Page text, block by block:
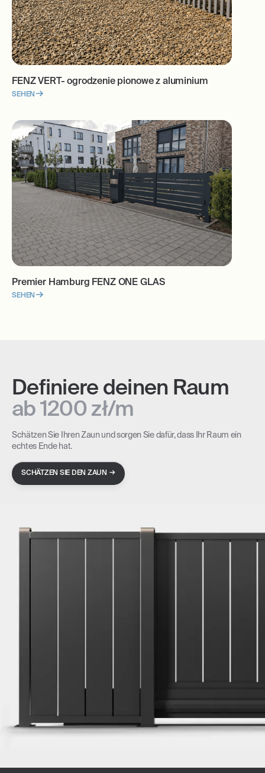
FENZ VERT- ogrodzenie pionowe z aluminium
SEHEN
Premier Hamburg FENZ ONE GLAS
SEHEN
Definiere deinen Raum
ab 1200 zł/m
Schätzen Sie Ihren Zaun und sorgen Sie dafür, dass Ihr Raum ein
echtes Ende hat.
SCHÄTZEN SIE DEN ZAUN →